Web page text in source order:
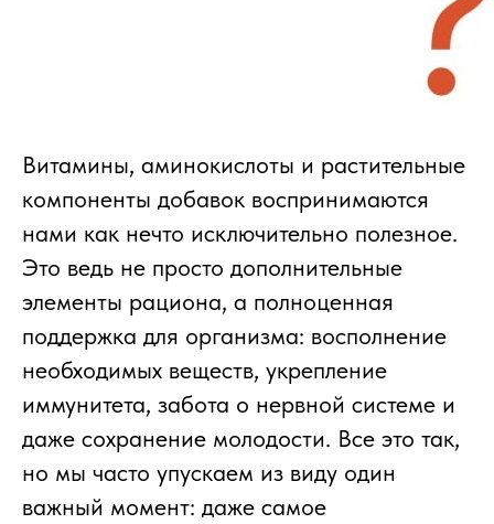
Витамины, аминокислоты и растительные
компоненты добавок воспринимаются
нами как нечто исключительно полезное.
Это ведь не просто дополнительные
элементы рациона, а полноценная
поддержка для организма: восполнение
необходимых веществ, укрепление
иммунитета, забота о нервной системе и
даже сохранение молодости. Все это так,
но мы часто упускаем из виду один
важный момент: даже самое